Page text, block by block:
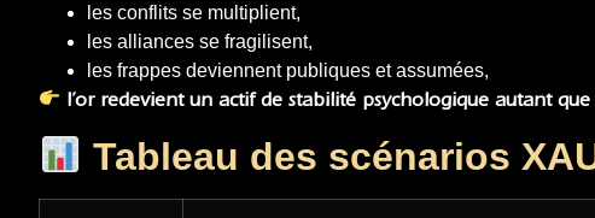
les conflits se multiplient,
les alliances se fragilisent,
les frappes deviennent publiques et assumées,
l’or redevient un actif de stabilité psychologique autant
Tableau des scénarios